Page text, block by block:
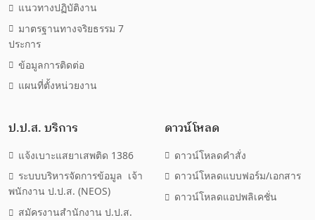
แนวทางปฏิบัติงาน
มาตรฐานทางจริยธรรม 7
ประการ
ข้อมูลการติดต่อ
แผนที่ตั้งหน่วยงาน
ป.ป.ส. บริการ
แจ้งเบาะแสยาเสพติด 1386
ระบบบริหารจัดการข้อมูล เจ้า
พนักงาน ป.ป.ส. (NEOS)
สมัครงานสำนักงาน ป.ป.ส.
ดาวน์โหลด
ดาวน์โหลดคำสั่ง
ดาวน์โหลดแบบฟอร์ม/เอกสาร
ดาวน์โหลดแอปพลิเคชั่น